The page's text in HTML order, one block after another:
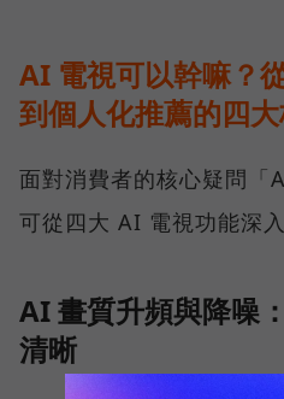
AI 電視可以幹嘛？
到個人化推薦的四
面對消費者的核心疑問「
可從四大 AI 電視功能深入
AI 畫質升頻與降噪
清晰